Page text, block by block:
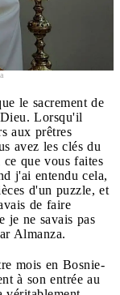
le sacrement de
Lorsqu'il
aux prêtres
avez les clés du
que vous faites
j'ai entendu cela,
d'un puzzle, et
de faire
je ne savais pas
Almanza.
mois en Bosnie-
à son entrée au